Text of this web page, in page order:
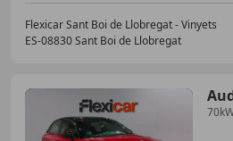
Flexicar Sant Boi de Llobregat - Vinyets
ES-08830 Sant Boi de Llobregat